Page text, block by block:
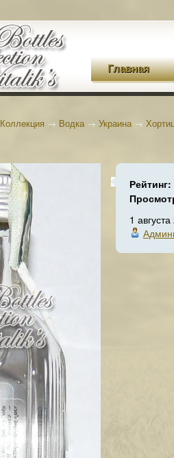
Главная
Коллекция → Водка→ Украина→
Рейтинг:
1